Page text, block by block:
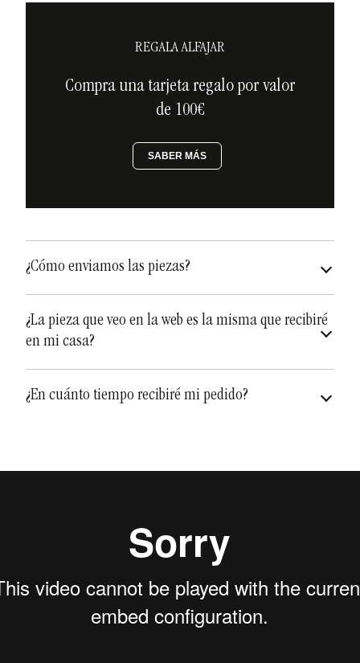
REGALA ALFAJAR
Compra una tarjeta regalo por valor
de 100€
SABER MÁS
¿Cómo enviamos las piezas?
¿La pieza que veo en la web es la misma que recibiré
en mi casa?
¿En cuánto tiempo recibiré mi pedido?
fabricaciónque puede variar de una a dos semanas.
recibir su pedido en un plazo dedos semanas
aproximadamente.
Debe tenerse en cuenta que el proceso de fabricación
es totalmente artesanal y hay que respetar los